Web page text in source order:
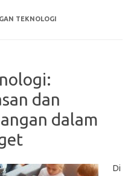
TEKNOLOGI
dan
dalam
Di